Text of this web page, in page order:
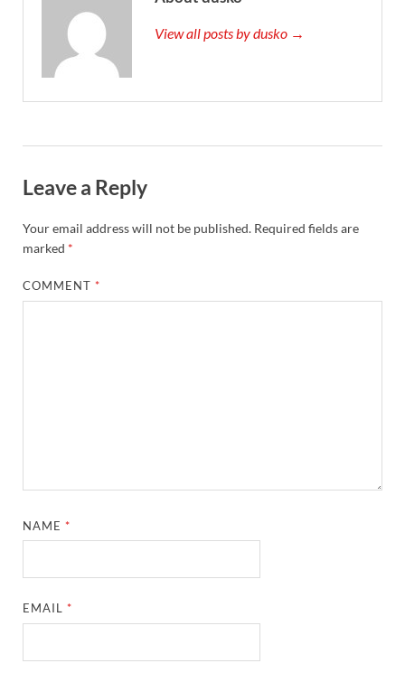
View all posts by dusko →
Leave a Reply
Your email address will not be published. Required fields are
marked *
COMMENT*
NAME*
EMAIL*